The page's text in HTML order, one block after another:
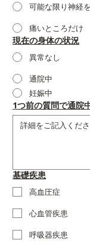
可能な限り神経
痛いところだけ
現在の身体の状況
異常なし
通院中
妊娠中
1つ前の質問で通院
基礎疾患
高血圧症
心血管疾患
呼吸器疾患